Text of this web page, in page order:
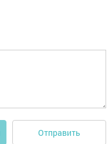
Отправить